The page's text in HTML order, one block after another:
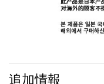
追加情報